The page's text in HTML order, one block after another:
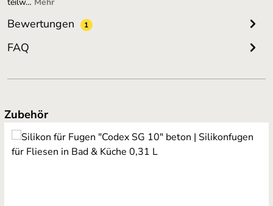
Bewertungen 1
FAQ
Produktgalerie überspringen
Zubehör